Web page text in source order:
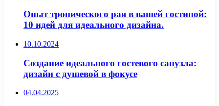
Опыт тропического рая в вашей гостиной:
10 идей для идеального дизайна.
10.10.2024
Создание идеального гостевого санузла:
дизайн с душевой в фокусе
04.04.2025